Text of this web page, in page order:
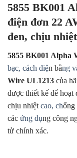
5855 BK001
điện đơn 22
đen, chịu
5855 BK001 Alpha
bạc, cách điện bằng
Wire UL1213 của
được thiết kế để
chịu nhiệt cao, chống
các ứng dụng công
tử chính xác.